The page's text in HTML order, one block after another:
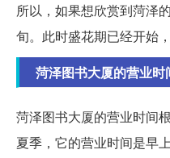
所以，如果想欣赏到菏泽
旬。此时盛花期已经开始
菏泽图书大厦的营业时
菏泽图书大厦的营业时间
夏季，它的营业时间是早